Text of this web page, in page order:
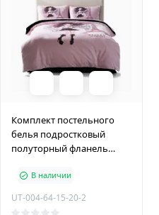
Комплект постельного
белья подростковый
полуторный фланель
PrincessВ наличии
UT-004-64-15-20-2